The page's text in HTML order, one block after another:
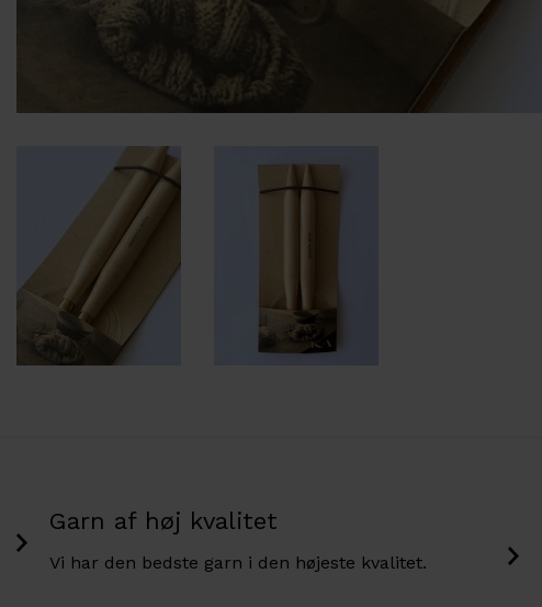
Garn af høj kvalitet
Vi har den bedste garn i den højeste kvalitet.